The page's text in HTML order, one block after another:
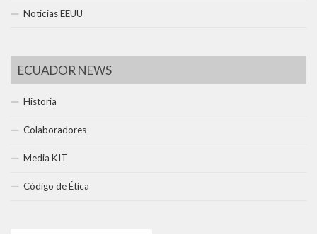
Noticias EEUU
ECUADOR NEWS
Historia
Colaboradores
Media KIT
Código de Ética